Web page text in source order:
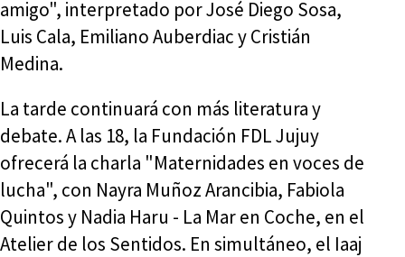
amigo", interpretado por José Diego Sosa,
Luis Cala, Emiliano Auberdiac y Cristián
Medina.
La tarde continuará con más literatura y
debate. A las 18, la Fundación FDL Jujuy
ofrecerá la charla "Maternidades en voces de
lucha", con Nayra Muñoz Arancibia, Fabiola
Quintos y Nadia Haru - La Mar en Coche, en el
Atelier de los Sentidos. En simultáneo, el Iaaj